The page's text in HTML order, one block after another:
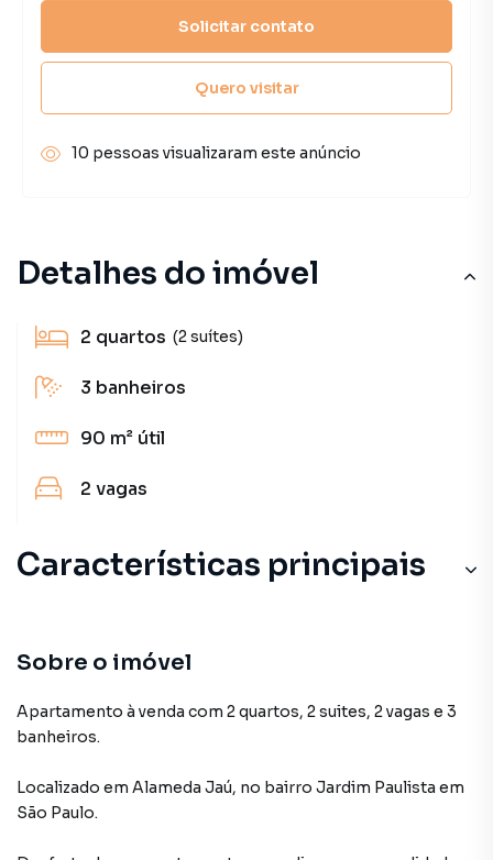
Detalhes do imóvel
2 quartos (2 suítes)
3 banheiros
90 m² útil
2 vagas
Características principais
Sobre o imóvel
Apartamento à venda com 2 quartos, 2 suites, 2 vagas e 3
banheiros.
Localizado em Alameda Jaú, no bairro Jardim Paulista em
São Paulo.
Solicitar contato
Quero visitar
10 pessoas visualizaram este anúncio